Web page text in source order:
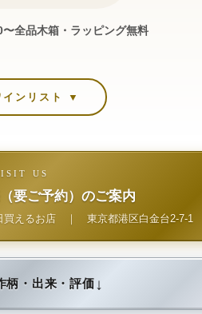
〜全品木箱・ラッピング無料
インリスト ▼
US
要ご予約）のご案内
買えるお店｜ 東京都港区白金台2-7-1
柄・出来・評価↓